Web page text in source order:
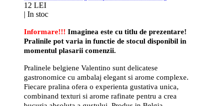
12 LEI
| In stoc
Informare!!! Imaginea este cu titlu de prezentare!
Pralinile pot varia in functie de stocul disponibil in
momentul plasarii comenzii.
Pralinele belgiene Valentino sunt delicatese
gastronomice cu ambalaj elegant si arome complexe.
Fiecare pralina ofera o experienta gustativa unica,
combinand texturi si arome rafinate pentru a crea